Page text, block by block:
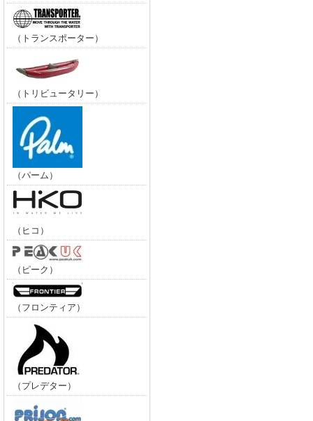
（トランスポーター）
（トリビュータリー）
（パーム）
（ヒコ）
（ピーク）
（フロンティア）
（プレデター）